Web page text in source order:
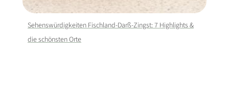
Sehenswürdigkeiten Fischland-Darß-Zingst: 7 Highlights &
die schönsten Orte